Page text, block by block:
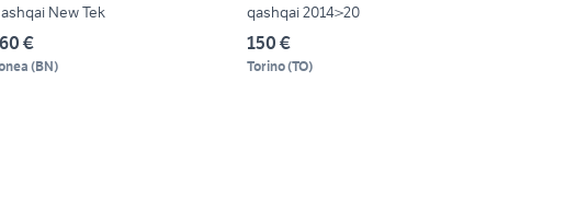
New Tek
€
(BN)
qashqai 2014>20
150 €
Torino(TO)